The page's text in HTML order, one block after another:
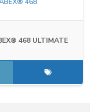
468 ULTIMATE